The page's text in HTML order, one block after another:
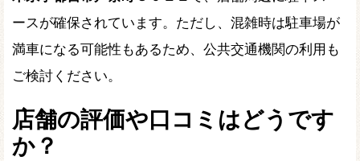
ースが確保されています。ただし、混雑時は駐車場が
満車になる可能性もあるため、公共交通機関の利用も
ご検討ください。
店舗の評価や口コミはどうです
か？